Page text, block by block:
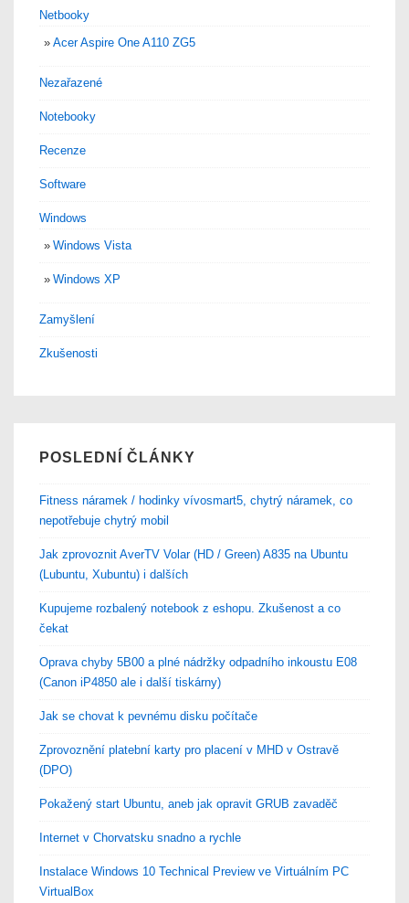
Netbooky
Acer Aspire One A110 ZG5
Nezařazené
Notebooky
Recenze
Software
Windows
Windows Vista
Windows XP
Zamyšlení
Zkušenosti
POSLEDNÍ ČLÁNKY
Fitness náramek / hodinky vívosmart5, chytrý náramek, co
nepotřebuje chytrý mobil
Jak zprovoznit AverTV Volar (HD / Green) A835 na Ubuntu
(Lubuntu, Xubuntu) i dalších
Kupujeme rozbalený notebook z eshopu. Zkušenost a co
čekat
Oprava chyby 5B00 a plné nádržky odpadního inkoustu E08
(Canon iP4850 ale i další tiskárny)
Jak se chovat k pevnému disku počítače
Zprovoznění platební karty pro placení v MHD v Ostravě
(DPO)
Pokažený start Ubuntu, aneb jak opravit GRUB zavaděč
Internet v Chorvatsku snadno a rychle
Instalace Windows 10 Technical Preview ve Virtuálním PC
VirtualBox